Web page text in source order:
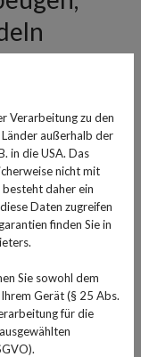
Borrelia
Wäldern und
von einer
anstecken.
ist, kann
- auf den Wirt
an der Haut
ist die Gefahr,
Verarbeitung zu den
außerhalb der
in die USA. Das
nicht mit
besteht daher ein
Daten zugreifen
finden Sie in
Sie sowohl dem
Gerät (§ 25 Abs.
für die